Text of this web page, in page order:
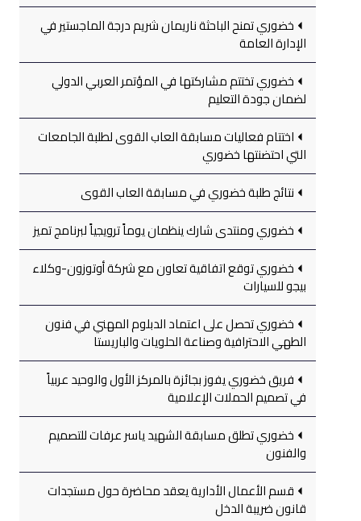
خضوري تمنح الباحثة ناريمان شريم درجة الماجستير في
الإدارة العامة
خضوري تختتم مشاركتها في المؤتمر العربي الدولي
لضمان جودة التعليم
اختتام فعاليات مسابقة العاب القوى لطلبة الجامعات
التي احتضنتها خضوري
نتائج طلبة خضوري في مسابقة العاب القوى
خضوري ومنتدى شارك ينظمان يوماً ترويجياً لبرنامج تميز
خضوري توقع اتفاقية تعاون مع شركة أوتوزون-وكلاء
بيجو للسيارات
خضوري تحصل على اعتماد الدبلوم المهني في فنون
الطهي الاحترافية وصناعة الحلويات والباريستا
فريق خضوري يفوز بجائزة بالمركز الأول والوحيد عربياً
في تصميم الحملات الإعلامية
خضوري تطلق مسابقة الشهيد ياسر عرفات للتصميم
والفنون
قسم الأعمال الأدارية يعقد محاضرة حول مستجدات
قانون ضريبة الدخل